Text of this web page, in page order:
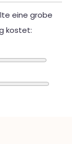
eine grobe
kostet: